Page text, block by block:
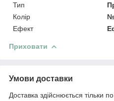
Тип
Колір
Ефект
Приховати
Умови доставки
Доставка здійснюється тільки